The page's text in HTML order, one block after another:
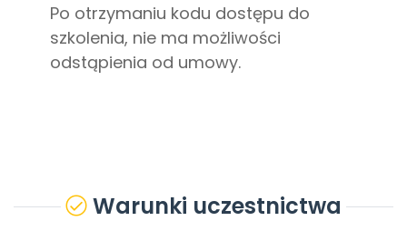
Po otrzymaniu kodu dostępu do
szkolenia, nie ma możliwości
odstąpienia od umowy.
Warunki uczestnictwa